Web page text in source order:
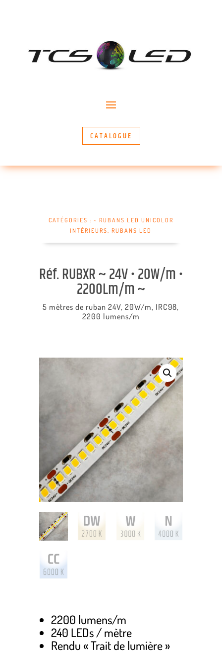
CATALOGUE
CATÉGORIES : ~ RUBANS LED UNICOLOR
INTÉRIEURS,RUBANS LED
Réf. RUBXR ~ 24V • 20W/m •
2200Lm/m ~
5 mètres de ruban 24V, 20W/m, IRC98,
2200 lumens/m
2200 lumens/m
240 LEDs / mètre
Rendu « Trait de lumière »